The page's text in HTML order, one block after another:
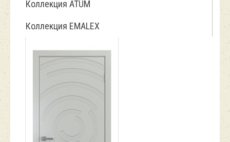
Коллекция ATUM
Коллекция EMALEX